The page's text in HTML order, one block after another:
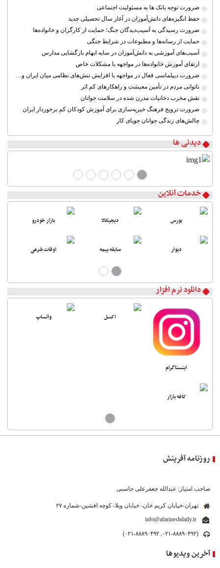
ضرورت توجه بانک ها به مسئولیت اجتماعی
حفظ انگیزه‌های دانش‌آموزان در آغاز سال تحصیلی جدید
ضرورت رسیدگی به آسیب‌دیدگان جنگ؛ حمایت از کارگران و خانواده‌ها
حمایت از رسانه‌ها و مطبوعات در شرایط جنگی
آسیب‌های آموزشی به دانش‌آموزان در سایه ابهام بازگشایی مدارس
ارتقای آموزش خانواده‌ها در مواجهه با مشکلات خاص
ناتوانی مردم در تأمین معیشت و راهکارهای کم اثر
نقش مخرب دخانیات مدرن شده در سلامت جوانان
ضرورت ترویج فرهنگ خیریه‌سازی برای آموزش کودکان کم برخوردار ایران
چالش‌های زندگی جوانان جویای کار
دیدنی ها
خدمات آنلاین
بورس دیجیکالا بازار خودرو
دیوار سابقه بیمه اوقات شرعی
دانلود نرم افزار
اینستاگرام
اکسل واتساپ
کافه بازار
روزنامه آفرینش
صاحب امتیاز: عبدالله جعفرعلی جاسبی
تهران-خیابان کریم خان- خیابان ویلا- کوچه افشین-شماره ۲۷
info@afarineshdaily.ir
(۰۲۱-۸۸۸۹۰۴۹۲, ۰۲۱-۸۸۸۹۰۴۹۲)
آخرین ویدیوها